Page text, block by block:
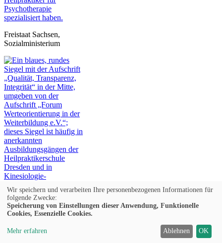
Freistaat Sachsen,
Sozialministerium
Forum Werteorientierung
© 2026 Kufer Software GmbH
Wir speichern und verarbeiten Ihre personenbezogenen Informationen für
folgende Zwecke:
Speicherung von Einstellungen dieser Anwendung, Funktionelle
Cookies, Essenzielle Cookies.
Mehr erfahren Ablehnen OK